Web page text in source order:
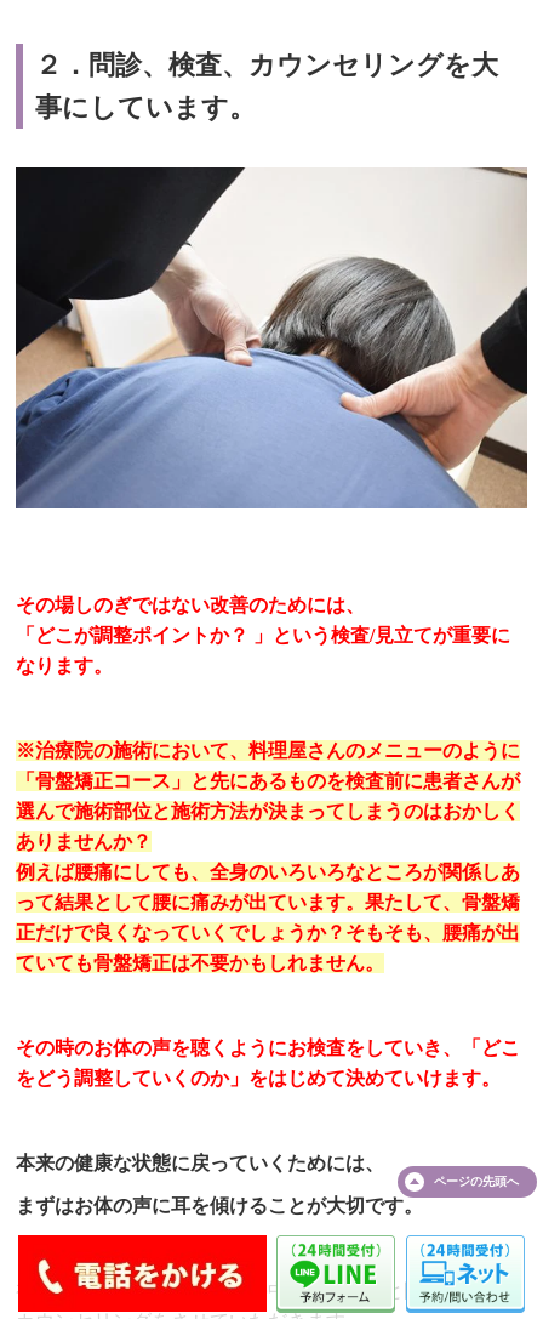
２．問診、検査、カウンセリングを大
事にしています。
その場しのぎではない改善のためには、
「どこが調整ポイントか？ 」という検査/見立てが重要に
なります。
※治療院の施術において、料理屋さんのメニューのように
「骨盤矯正コース」 と先にあるものを検査前に患者さんが
選んで施術部位と施術方法が決まってしまうのはおかしく
ありませんか？
例えば腰痛にしても、全身のいろいろなところが関係しあ
って結果として腰に痛みが出ています。果たして、骨盤矯
正だけで良くなっていくでしょうか？そもそも、腰痛が出
ていても骨盤矯正は不要かもしれません。
その時のお体の声を聴くようにお検査をしていき、「どこ
をどう調整していくのか」 をはじめて決めていけます。
本来の健康な状態に戻っていくためには、
まずはお体の声に耳を傾けることが大切です。
初診時は約80分の施療時間の中でしっかりと問診、検査、
ページの先頭へ